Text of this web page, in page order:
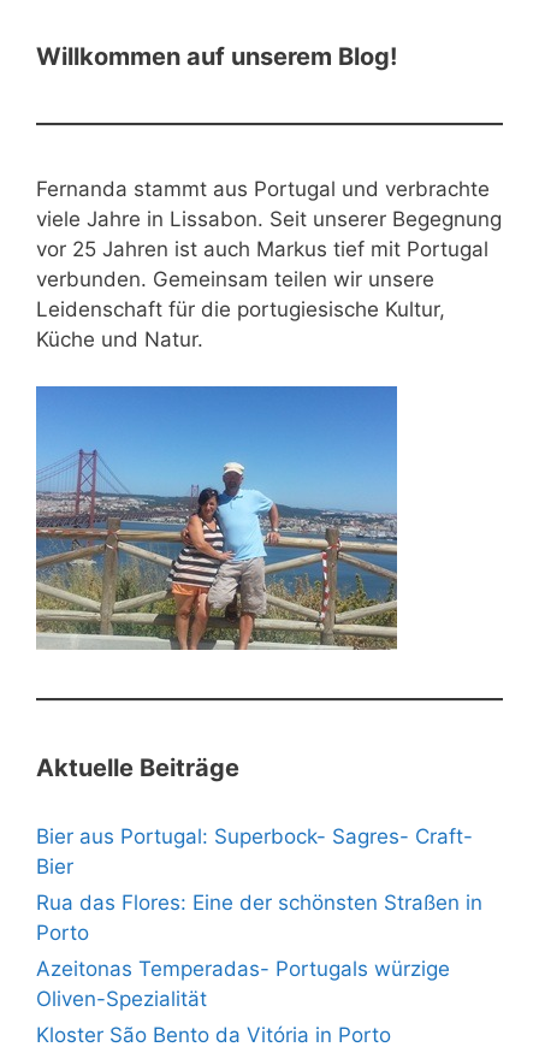
Willkommen auf unserem Blog!
Fernanda stammt aus Portugal und verbrachte
viele Jahre in Lissabon. Seit unserer Begegnung
vor 25 Jahren ist auch Markus tief mit Portugal
verbunden. Gemeinsam teilen wir unsere
Leidenschaft für die portugiesische Kultur,
Küche und Natur.
Aktuelle Beiträge
Bier aus Portugal: Superbock- Sagres- Craft-
Bier
Rua das Flores: Eine der schönsten Straßen in
Porto
Azeitonas Temperadas- Portugals würzige
Oliven-Spezialität
Kloster São Bento da Vitória in Porto